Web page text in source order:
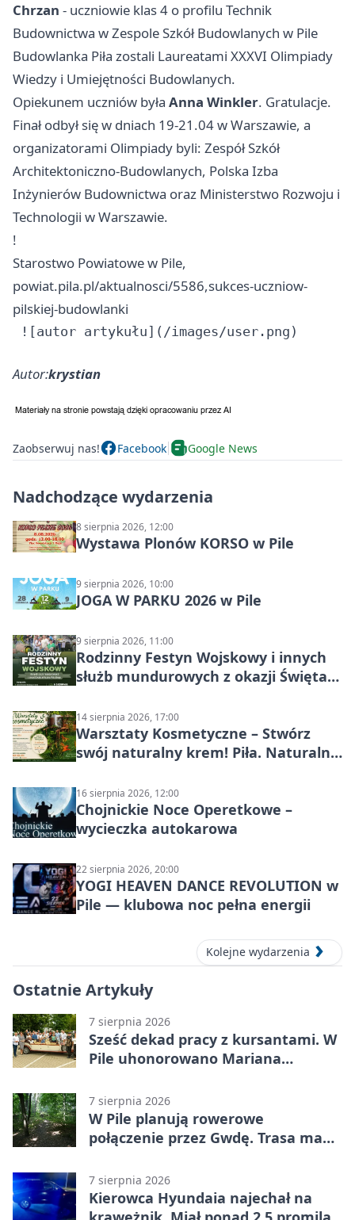
Chrzan - uczniowie klas 4 o profilu Technik
Budownictwa w Zespole Szkół Budowlanych w Pile
Budowlanka Piła zostali Laureatami XXXVI Olimpiady
Wiedzy i Umiejętności Budowlanych.
Opiekunem uczniów była Anna Winkler. Gratulacje.
Finał odbył się w dniach 19-21.04 w Warszawie, a
organizatorami Olimpiady byli: Zespół Szkół
Architektoniczno-Budowlanych, Polska Izba
Inżynierów Budownictwa oraz Ministerstwo Rozwoju i
Technologii w Warszawie.
!
Starostwo Powiatowe w Pile,
powiat.pila.pl/aktualnosci/5586,sukces-uczniow-
pilskiej-budowlanki
Autor:krystian
Zaobserwuj nas! Facebook Google News
Nadchodzące wydarzenia
8 sierpnia 2026, 12:00
Wystawa Plonów KORSO w Pile
9 sierpnia 2026, 10:00
JOGA W PARKU 2026 w Pile
9 sierpnia 2026, 11:00
Rodzinny Festyn Wojskowy i innych
służb mundurowych z okazji Święta
14 sierpnia 2026, 17:00
Warsztaty Kosmetyczne – Stwórz
swój naturalny krem! Piła. Naturalna
16 sierpnia 2026, 12:00
Chojnickie Noce Operetkowe –
wycieczka autokarowa
22 sierpnia 2026, 20:00
YOGI HEAVEN DANCE REVOLUTION w
Pile — klubowa noc pełna energii
Kolejne wydarzenia
Ostatnie Artykuły
7 sierpnia 2026
Sześć dekad pracy z kursantami. W
Pile uhonorowano Mariana
7 sierpnia 2026
W Pile planują rowerowe
połączenie przez Gwdę. Trasa ma
7 sierpnia 2026
Kierowca Hyundaia najechał na